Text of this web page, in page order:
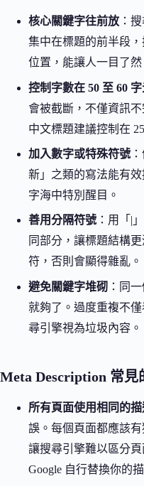
核心關鍵字往前放 ：
集中在標題的前半段
位置，能讓人一目了然
控制字數在 50 至 60
會被截斷，不僅資訊
中文標題建議控制在
加入數字或特殊符號：
新」之類的寫法能有
字海中特別醒目。
善用分隔符號：用「|
同部分，讓標題結構
符，否則會顯得雜亂。
避免關鍵字堆砌 ：同
就夠了。過度重複不
尋引擎視為垃圾內容。
Meta Description 常見
所有頁面使用相同的描
誤。每個頁面都應該
讓搜尋引擎難以區分
Google 自行替換你的